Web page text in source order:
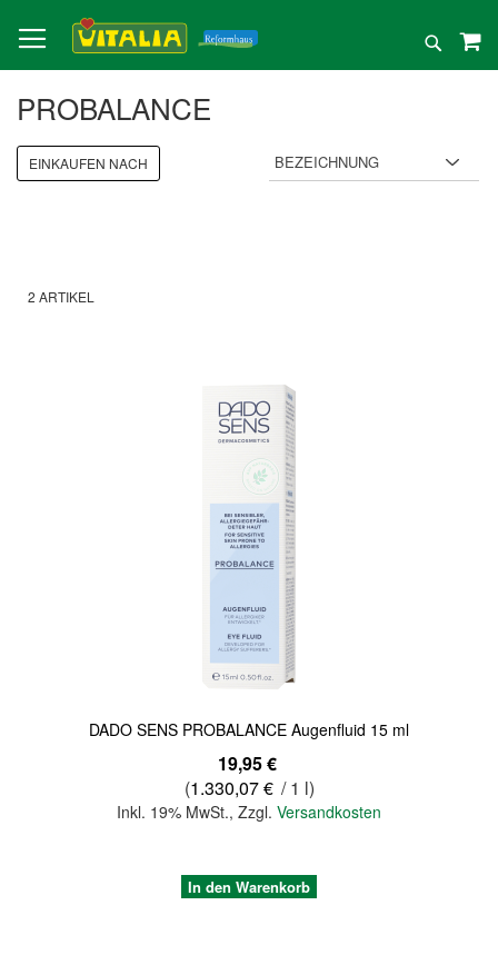
zum
Inhalt
Suche
PROBALANCE
2 ARTIKEL
DADO SENS PROBALANCE Augenfluid 15 ml
19,95 €
(1.330,07 € / 1 l)
Inkl. 19% MwSt., Zzgl. Versandkosten
In den Warenkorb
EINKAUFEN NACH